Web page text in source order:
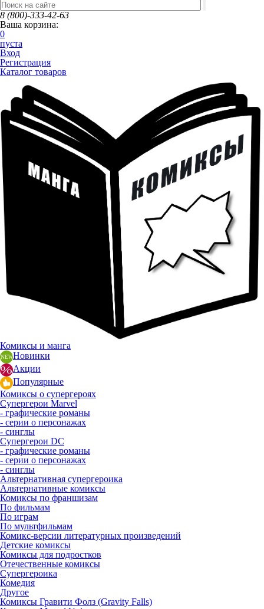
8 (800)-333-42-63
Ваша корзина:
0
пуста
Вход
Регистрация
Каталог товаров
Комиксы и манга
Новинки
Акции
Популярные
Комиксы о супергероях
Супергерои Marvel
- графические романы
- серии о персонажах
- синглы
Супергерои DC
- графические романы
- серии о персонажах
- синглы
Альтернативная супергероика
Альтернативные комиксы
Комиксы по франшизам
По фильмам
По играм
По мультфильмам
Комикс-версии литературных произведений
Детские комиксы
Комиксы для подростков
Отечественные комиксы
Супергероика
Комедия
Другое
Комиксы Гравити Фолз (Gravity Falls)